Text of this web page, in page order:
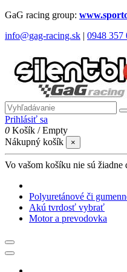
GaG racing group:
info@gag-racing.sk | 0948 357
Prihlásiť sa
0 Košík /Empty
Nákupný košík
×
Vo vašom košíku nie sú
Polyuretánové či
Akú tvrdosť vybrať
Motor a prevodovka